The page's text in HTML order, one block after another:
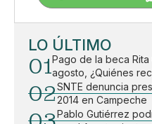
LO ÚLTIMO
01Pago de la beca
agosto, ¿Quiénes
02SNTE denuncia
2014 en Campeche
Pablo Gutiérrez